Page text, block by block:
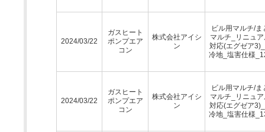
2024/03/22
ガスヒート
ポンプエア
コン
株式会社アイシ
ン
ビル用マルチ/ま
マルチ_リニュ
対応(エグゼア
冷地_塩害仕様
2024/03/22
ガスヒート
ポンプエア
コン
株式会社アイシ
ン
ビル用マルチ/ま
マルチ_リニュ
対応(エグゼア
冷地_塩害仕様